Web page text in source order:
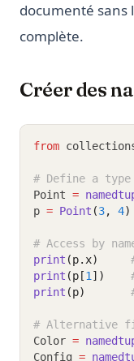
documenté sans
complète.
Créer des
from
# Define a type
Point =
p = Point (3, 4)
# Access by
print (p.x)
print (p[1 ])
print (p)
# Alternative
Color =
Config =